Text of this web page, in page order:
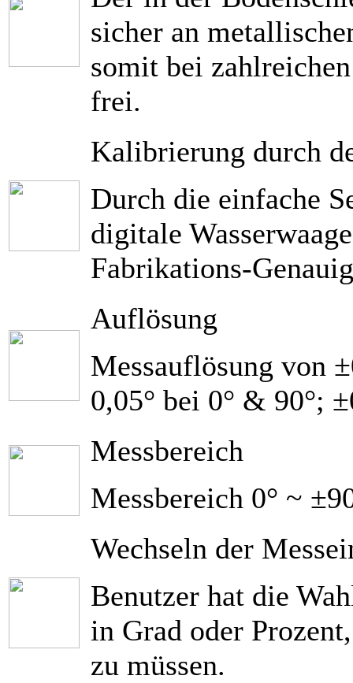
sicher an
somit bei
frei.
Kalibrierung durch
Durch die einfache
digitale
Fabrikations-
Auflösung
Messauflösung von
0,05° bei 0° & 90°;
Messbereich
Messbereich 0° ~
Wechseln der
Benutzer hat die
in Grad oder
zu müssen.